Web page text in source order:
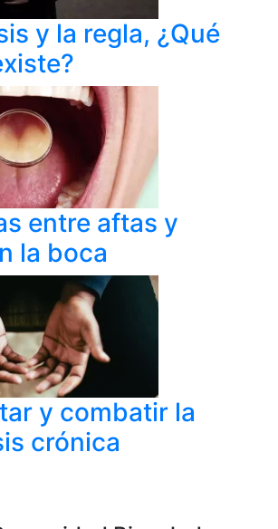
y la regla, ¿Qué
entre aftas y
la boca
y combatir la
crónica